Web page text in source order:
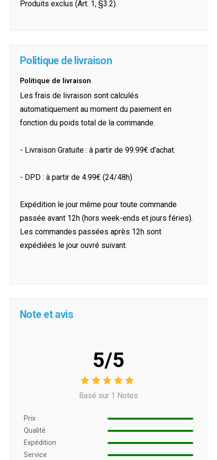
Produits exclus (Art. 1, §3.2).
Politique de livraison
Politique de livraison
Les frais de livraison sont calculés
automatiquement au moment du paiement en
fonction du poids total de la commande.
- Livraison Gratuite : à partir de 99.99€ d'achat.
- DPD : à partir de 4.99€ (24/48h)
Expédition le jour même pour toute commande
passée avant 12h (hors week-ends et jours féries).
Les commandes passées après 12h sont
expédiées le jour ouvré suivant.
Note et avis
5/5
Basé sur 1 Notes
Prix ​​
Qualité
Expédition
Service